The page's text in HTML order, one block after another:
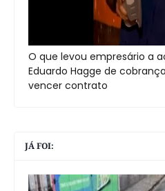
O que levou empresário a
Eduardo Hagge de
vencer contrato
JÁ FOI: